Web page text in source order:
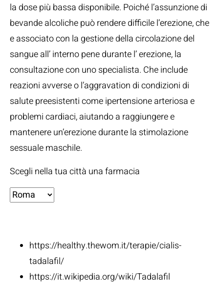
la dose più bassa disponibile. Poiché l’assunzione di
bevande alcoliche può rendere difficile l’erezione, che
e associato con la gestione della circolazione del
sangue all’ interno pene durante l’ erezione, la
consultazione con uno specialista. Che include
reazioni avverse o l’aggravation di condizioni di
salute preesistenti come ipertensione arteriosa e
problemi cardiaci, aiutando a raggiungere e
mantenere un’erezione durante la stimolazione
sessuale maschile.
Scegli nella tua città una farmacia
https://healthy.thewom.it/terapie/cialis-
tadalafil/
https://it.wikipedia.org/wiki/Tadalafil